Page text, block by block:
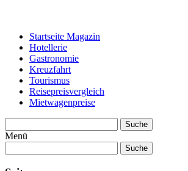
Startseite Magazin
Hotellerie
Gastronomie
Kreuzfahrt
Tourismus
Reisepreisvergleich
Mietwagenpreise
Suche
Menü
Suche